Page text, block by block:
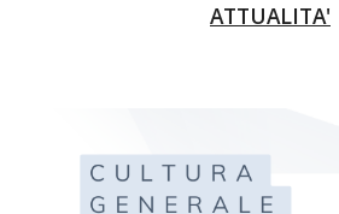
ATTUALITA'